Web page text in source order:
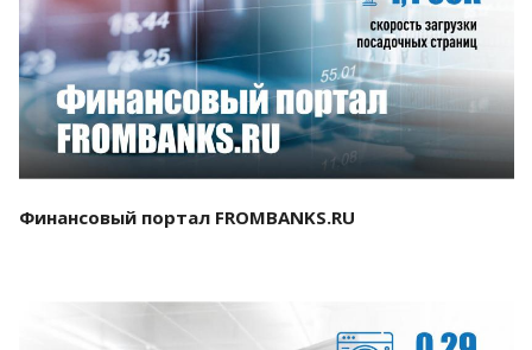
Смотреть проект
Финансовый портал FROMBANKS.RU